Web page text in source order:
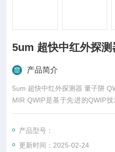
5um 超快中红外探
产品简介
5um 超快中红外探测器 量子阱
MIR QWIP是基于先进的QWIP
探测器。它的响应速度高达数十
信链路的完quan工具。QWIP的
Aigrain实验室研发的。我们对包
产品型号：
更新时间：2025-02-24